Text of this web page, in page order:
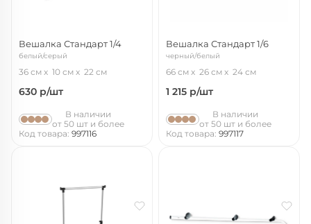
Вешалка Стандарт 1/4
белый/серый
36 см 10 см 22 см
630 р/шт
В наличии
от 50 шт и более
Код товара: 997116
Вешалка Стандарт 1/6
черный/белый
66 см 26 см 24 см
1 215 р/шт
В наличии
от 50 шт и более
Код товара: 997117